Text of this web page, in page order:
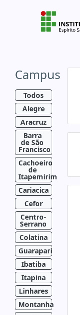
Campus
Todos
Alegre
Aracruz
Barra
de São
Francisco
Cachoeiro
de
Itapemirim
Cariacica
Cefor
Centro-
Serrano
Colatina
Guarapari
Ibatiba
Itapina
Linhares
Montanha